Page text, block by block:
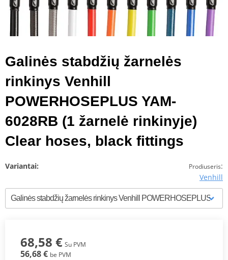
Galinės stabdžių žarnelės
rinkinys Venhill
POWERHOSEPLUS YAM-
6028RB (1 žarnelė rinkinyje)
Clear hoses, black fittings
Prodiuseris:
Venhill
Variantai:
68,58 € Su PVM
56,68 € be PVM